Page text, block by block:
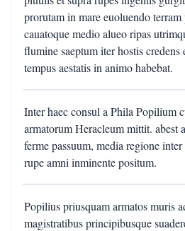
prorutam in mare euoluendo terram
cauatoque medio alueo ripas
flumine saeptum iter hostis credens
tempus aestatis in animo habebat.
Inter haec consul a Phila Popilium
armatorum Heracleum mittit. abest
ferme passuum, media regione
rupe amni inminente positum.
Popilius priusquam armatos muris
magistratibus principibusque